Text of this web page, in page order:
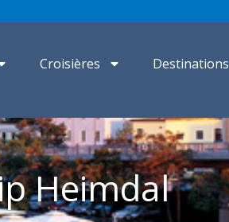
Croisières Destinations
Heimdal